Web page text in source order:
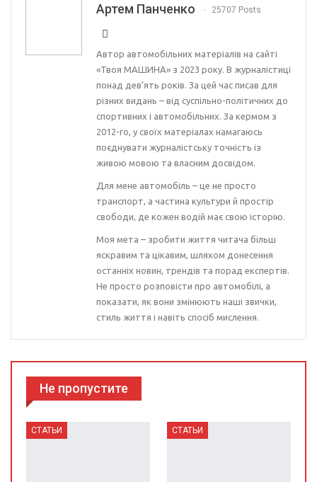
Артем Панченко 25707 Posts
Автор автомобільних матеріалів на сайті
«Твоя МАШИНА» з 2023 року. В журналістиці
понад дев’ять років. За цей час писав для
різних видань – від суспільно-політичних до
спортивних і автомобільних. За кермом з
2012-го, у своїх матеріалах намагаюсь
поєднувати журналістську точність із
живою мовою та власним досвідом.
Для мене автомобіль – це не просто
транспорт, а частина культури й простір
свободи, де кожен водій має свою історію.
Моя мета – зробити життя читача більш
яскравим та цікавим, шляхом донесення
останніх новин, трендів та порад експертів.
Не просто розповісти про автомобілі, а
показати, як вони змінюють наші звички,
стиль життя і навіть спосіб мислення.
Не пропустите
СТАТЬИ СТАТЬИ